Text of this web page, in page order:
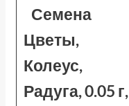
Семена
Цветы,
Колеус,
Радуга, 0.05 г,